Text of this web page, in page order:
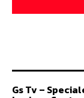
Gs Tv –